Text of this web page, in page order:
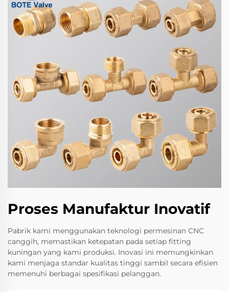
Proses Manufaktur Inovatif
Pabrik kami menggunakan teknologi permesinan CNC
canggih, memastikan ketepatan pada setiap fitting
kuningan yang kami produksi. Inovasi ini memungkinkan
kami menjaga standar kualitas tinggi sambil secara efisien
memenuhi berbagai spesifikasi pelanggan.